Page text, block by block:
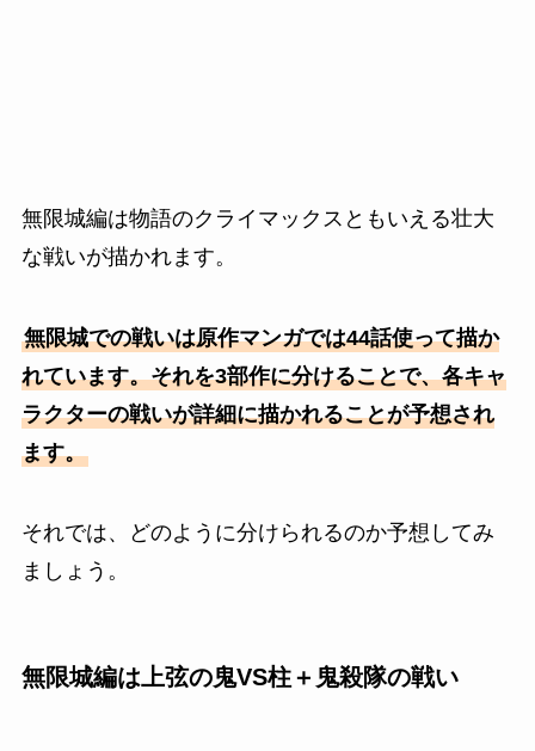
無限城編は物語のクライマックスともいえる壮大
な戦いが描かれます。
無限城での戦いは原作マンガでは44話使って描か
れています。それを3部作に分けることで、各キャ
ラクターの戦いが詳細に描かれることが予想され
ます。
それでは、どのように分けられるのか予想してみ
ましょう。
無限城編は上弦の鬼VS柱＋鬼殺隊の戦い